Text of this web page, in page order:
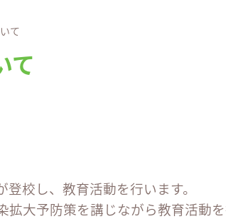
て
て
校し、教育活動を行います。
大予防策を講じながら教育活動を